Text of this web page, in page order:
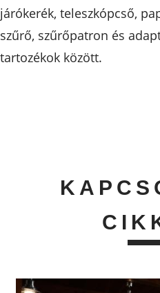
járókerék, teleszkópcső,
szűrő, szűrőpatron és
tartozékok között.